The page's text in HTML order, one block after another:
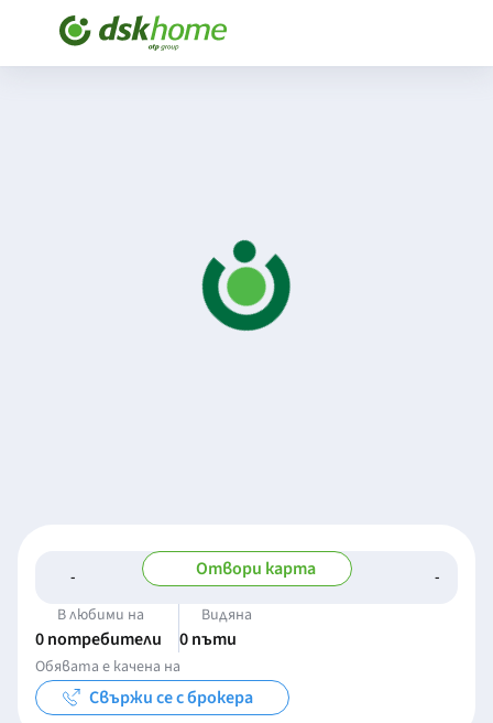
- -/- -
Отвори карта
В любими на
0 потребители
Видяна
0 пъти
Обявата е качена на
Свържи се с брокера